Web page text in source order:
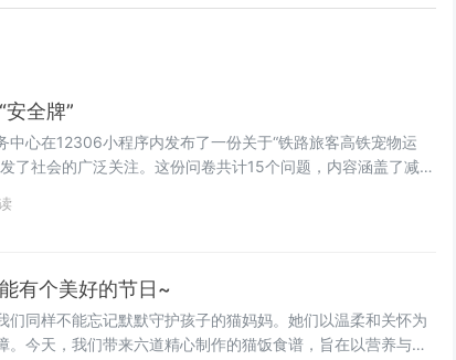
全牌”
中心在12306小程序内发布了一份关于“铁路旅客高铁宠物运
了社会的广泛关注。这份问卷共计15个问题，内容涵盖了减少
有个美好的节日~
们同样不能忘记默默守护孩子的猫妈妈。她们以温柔和关怀为
。今天，我们带来六道精心制作的猫饭食谱，旨在以营养与美